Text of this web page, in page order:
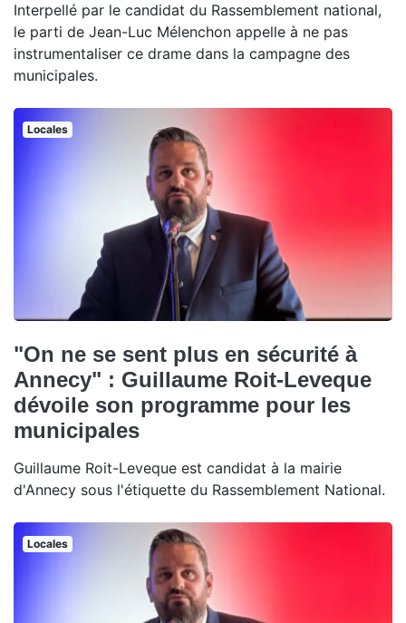
Interpellé par le candidat du Rassemblement national,
le parti de Jean-Luc Mélenchon appelle à ne pas
instrumentaliser ce drame dans la campagne des
municipales.
Locales
"On ne se sent plus en sécurité à
Annecy" : Guillaume Roit-Leveque
dévoile son programme pour les
municipales
Guillaume Roit-Leveque est candidat à la mairie
d'Annecy sous l'étiquette du Rassemblement National.
Locales